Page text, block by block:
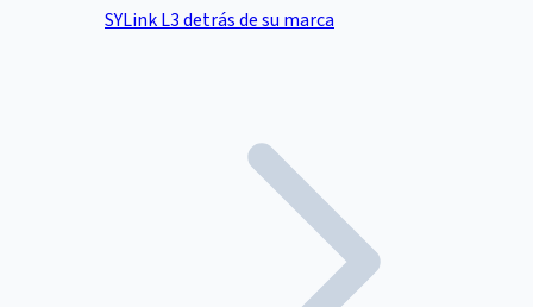
SYLink L3 detrás de su marca